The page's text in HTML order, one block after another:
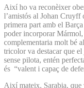
Així ho va reconèixer
l’amistós al Johan Cruyff
primera part amb el
poder incorporar
complementaria molt bé
tricolor va destacar que
sense pilota, entén
és “valent i capaç de
Així mateix, Sarabia, que